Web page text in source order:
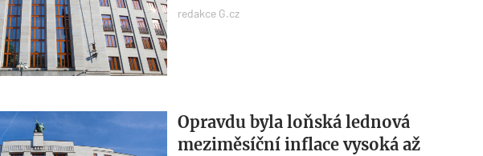
redakce G.cz
Opravdu byla loňská lednová
meziměsíční inflace vysoká až